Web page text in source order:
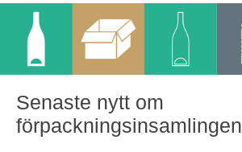
Senaste nytt om
förpackningsinsamlingen